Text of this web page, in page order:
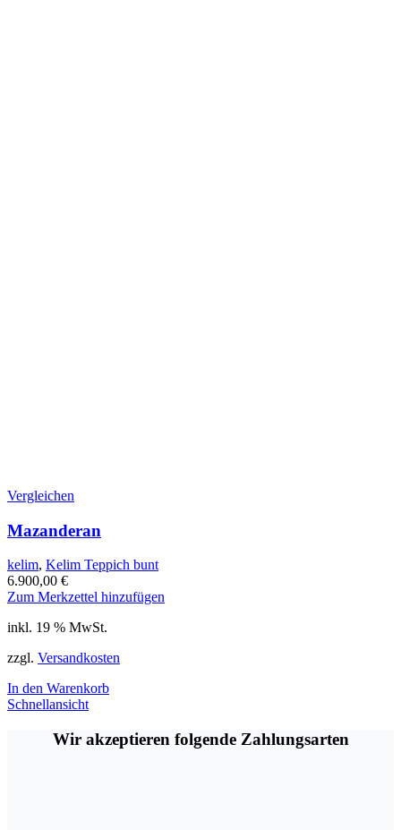
Vergleichen
Mazanderan
kelim, Kelim Teppich bunt
6.900,00 €
Zum Merkzettel hinzufügen
inkl. 19 % MwSt.
zzgl. Versandkosten
In den Warenkorb
Schnellansicht
Wir akzeptieren folgende Zahlungsarten